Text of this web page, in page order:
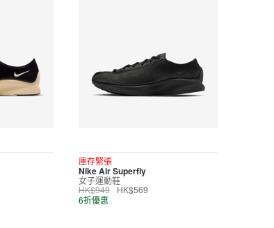
庫存緊張
Nike Air Superfly
女子運動鞋
HK$949 HK$569
6折優惠